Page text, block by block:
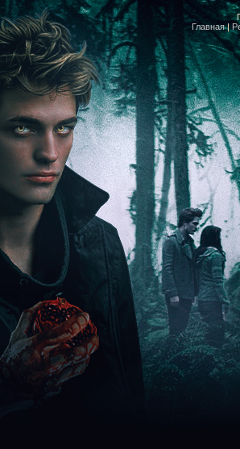
Главная|